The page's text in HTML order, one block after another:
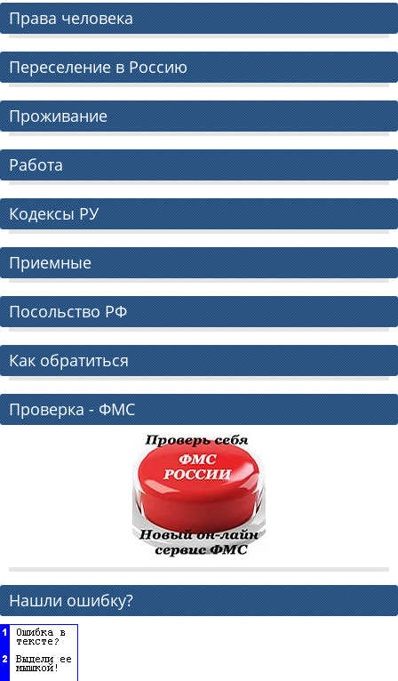
Права человека
Переселение в Россию
Проживание
Работа
Кодексы РУ
Приемные
Посольство РФ
Как обратиться
Проверка - ФМС
Нашли ошибку?